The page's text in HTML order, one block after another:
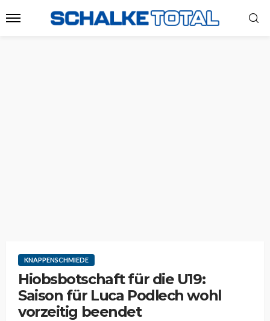
KNAPPENSCHMIEDE
Hiobsbotschaft für die U19:
Saison für Luca Podlech wohl
vorzeitig beendet